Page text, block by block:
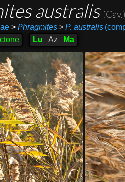
australis
> Phragmites > P. australis
Lu Az Ma